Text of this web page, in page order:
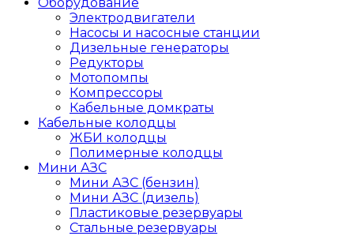
Электродвигатели
Насосы и насосные станции
Дизельные генераторы
Редукторы
Мотопомпы
Компрессоры
Кабельные домкраты
Кабельные колодцы
ЖБИ колодцы
Полимерные колодцы
Мини АЗС
Мини АЗС (бензин)
Мини АЗС (дизель)
Пластиковые резервуары
Стальные резервуары